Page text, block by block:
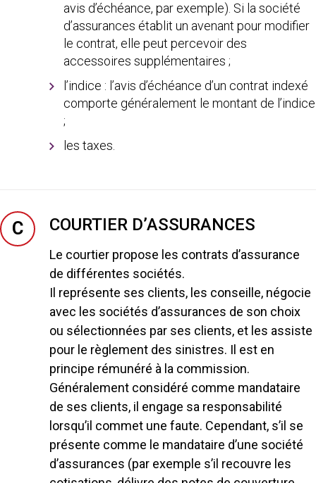
avis d’échéance, par exemple). Si la société
d’assurances établit un avenant pour modifier
le contrat, elle peut percevoir des
accessoires supplémentaires ;
l’indice : l’avis d’échéance d’un contrat indexé
comporte généralement le montant de l’indice
;
les taxes.
C COURTIER D’ASSURANCES
Le courtier propose les contrats d’assurance
de différentes sociétés.
Il représente ses clients, les conseille, négocie
avec les sociétés d’assurances de son choix
ou sélectionnées par ses clients, et les assiste
pour le règlement des sinistres. Il est en
principe rémunéré à la commission.
Généralement considéré comme mandataire
de ses clients, il engage sa responsabilité
lorsqu’il commet une faute. Cependant, s’il se
présente comme le mandataire d’une société
d’assurances (par exemple s’il recouvre les